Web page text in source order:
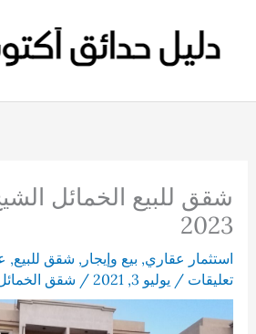
المحتوى
شقق للبيع الخمائل
2023
استثمار عقاري, بيع وإيجار , شقق للبيع,
تعليقات / يوليو 3, 2021 / شقق